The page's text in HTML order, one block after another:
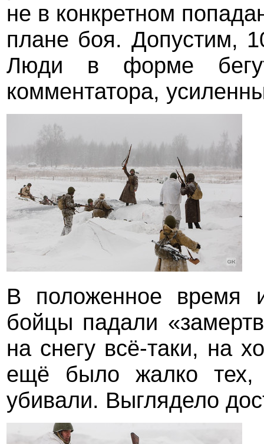
не в конкретном
плане боя. Допустим,
Люди в форме
комментатора,
В положенное время
бойцы падали
на снегу всё-таки, на
ещё было жалко тех,
убивали. Выглядело